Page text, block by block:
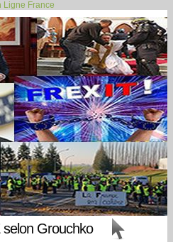
Ligne France
selon Grouchko